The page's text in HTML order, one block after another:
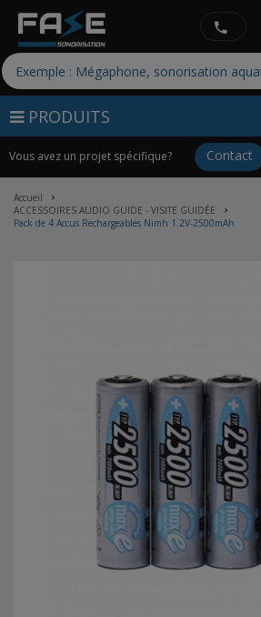
PRODUITS
Vous avez un projet spécifique? Contact
Accueil
ACCESSOIRES AUDIO GUIDE - VISITE GUIDÉE
Pack de 4 Accus Rechargeables Nimh 1.2V-2500mAh